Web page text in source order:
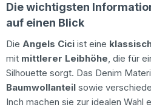
Die wichtigsten
auf einen Blick
Die Angels Cici ist eine
mit mittlerer Leibhöhe, die für
Silhouette sorgt. Das Denim
Baumwollanteil sowie
Inch machen sie zur idealen Wahl